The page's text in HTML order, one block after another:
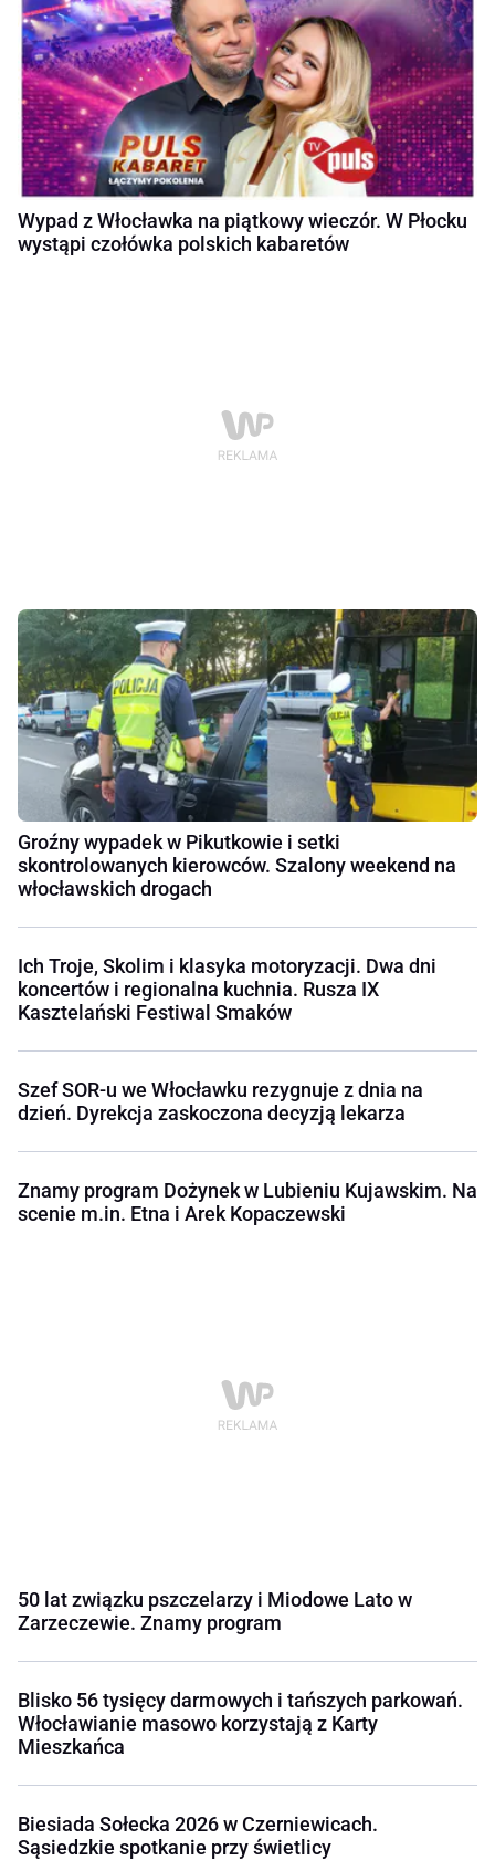
Wypad z Włocławka na piątkowy wieczór. W Płocku
wystąpi czołówka polskich kabaretów
Groźny wypadek w Pikutkowie i setki
skontrolowanych kierowców. Szalony weekend na
włocławskich drogach
Ich Troje, Skolim i klasyka motoryzacji. Dwa dni
koncertów i regionalna kuchnia. Rusza IX
Kasztelański Festiwal Smaków
Szef SOR-u we Włocławku rezygnuje z dnia na
dzień. Dyrekcja zaskoczona decyzją lekarza
Znamy program Dożynek w Lubieniu Kujawskim. Na
scenie m.in. Etna i Arek Kopaczewski
50 lat związku pszczelarzy i Miodowe Lato w
Zarzeczewie. Znamy program
Blisko 56 tysięcy darmowych i tańszych parkowań.
Włocławianie masowo korzystają z Karty
Mieszkańca
Biesiada Sołecka 2026 w Czerniewicach.
Sąsiedzkie spotkanie przy świetlicy